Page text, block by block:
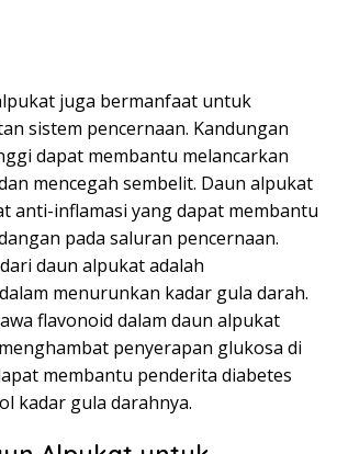
juga bermanfaat untuk
sistem pencernaan. Kandungan
dapat membantu melancarkan
mencegah sembelit. Daun alpukat
anti-inflamasi yang dapat membantu
pada saluran pencernaan.
daun alpukat adalah
menurunkan kadar gula darah.
flavonoid dalam daun alpukat
penyerapan glukosa di
membantu penderita diabetes
kadar gula darahnya.